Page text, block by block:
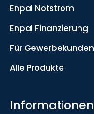
Enpal Notstrom
Enpal Finanzierung
Für Gewerbekunden
Alle Produkte
Informationen